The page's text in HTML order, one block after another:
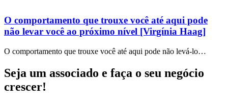
O comportamento que trouxe você até aqui pode
não levar você ao próximo nível [Virgínia Haag]
O comportamento que trouxe você até aqui pode não levá-lo…
Seja um associado e faça o seu negócio
crescer!